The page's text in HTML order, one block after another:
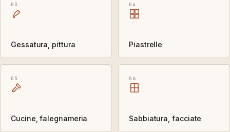
03
Gessatura, pittura
04
Piastrelle
05
Cucine, falegnameria
06
Sabbiatura, facciate